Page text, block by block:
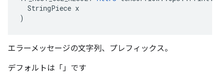
  StringPiece x
)
エラーメッセージの文字列、プレフィックス。
デフォルトは「」です